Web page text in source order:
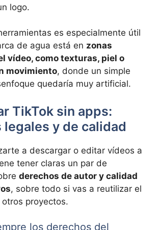
logo.
es especialmente útil
de agua está en zonas
vídeo, como texturas, piel o
movimiento, donde un simple
quedaría muy artificial.
TikTok sin apps:
legales y de calidad
a descargar o editar vídeos a
tener claras un par de
derechos de autor y calidad
, sobre todo si vas a reutilizar el
proyectos.
los derechos del